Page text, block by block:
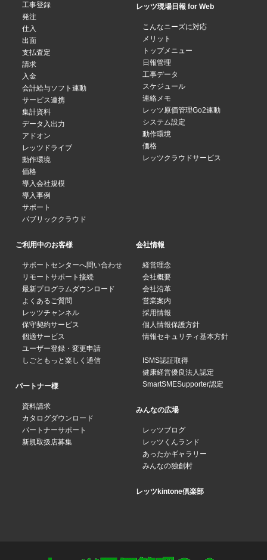
工事登録
発注
仕入
出面
支払査定
請求
入金
会計給与ソフト連動
サービス連携
集計資料
データ入出力
アドオン
レッツドライブ
動作環境
価格
導入会社規模
導入事例
サポート
パブリッククラウド
レッツ現場日報 for Web
こんなニーズに対応
メリット
トップメニュー
日報管理
工事データ
スケジュール
連絡メモ
レッツ原価管理Go2連動
システム設定
動作環境
価格
レッツクラウドサービス
ご利用中のお客様
サポートセンターへ問い合わせ
リモートサポート接続
最新プログラムダウンロード
よくあるご質問
レッツチャンネル
保守契約サービス
個適サービス
ユーザー登録・変更申請
しごともっと楽しく通信
パートナー様
資料請求
カタログダウンロード
パートナーサポート
新規取扱店募集
会社情報
経営理念
会社概要
会社沿革
営業案内
採用情報
個人情報保護方針
情報セキュリティ基本方針
ISMS認証取得
健康経営優良法人認定
SmartSMESupporter認定
みんなの広場
レッツブログ
レッツくんランド
あったかギャラリー
みんなの独創村
レッツkintone倶楽部